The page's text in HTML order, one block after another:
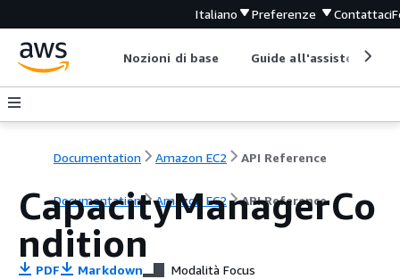
Italiano Preferenze Contattaci
Nozioni di base Guide all'assistenza
Documentation Amazon EC2 API Reference
Documentation Amazon EC2 API Reference
CapacityManagerCo
ndition
PDF Markdown Modalità Focus